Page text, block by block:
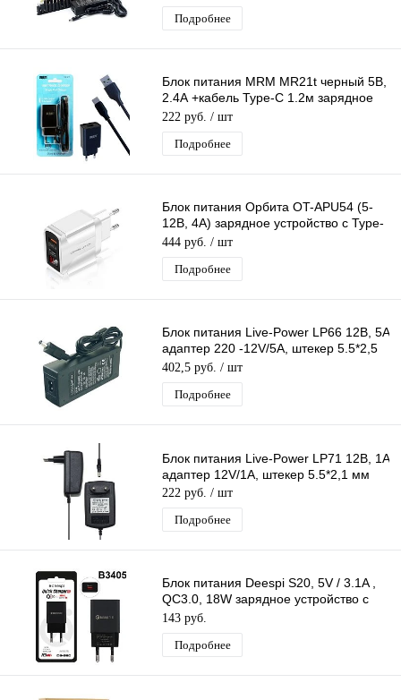
Подробнее
Блок питания MRM MR21t черный 5В,
2.4А +кабель Type-C 1.2м зарядное
устройство с USB портом
222 руб. / шт
Подробнее
Блок питания Орбита OT-APU54 (5-
12В, 4А) зарядное устройство с Type-
C / USB (PD + QC3.0)
444 руб. / шт
Подробнее
Блок питания Live-Power LP66 12В, 5A
адаптер 220 -12V/5A, штекер 5.5*2,5
мм
402,5 руб. / шт
Подробнее
Блок питания Live-Power LP71 12В, 1A
адаптер 12V/1A, штекер 5.5*2,1 мм
222 руб. / шт
Подробнее
Блок питания Deespi S20, 5V / 3.1A ,
QC3.0, 18W зарядное устройство с
USB, черный цвет
143 руб.
Подробнее